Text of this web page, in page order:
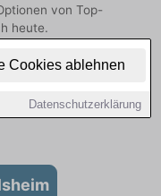
Cookies ablehnen
Datenschutzerklärung
von Top-
heute.
der Bahn:
für